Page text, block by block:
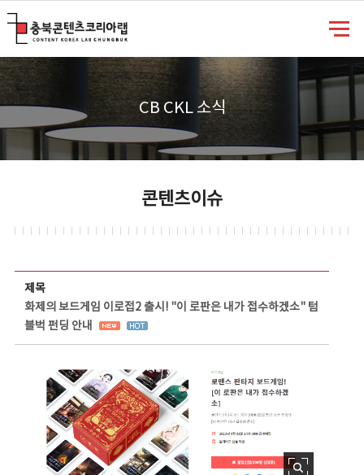
CB CKL 소식
콘텐츠이슈
제목
화제의 보드게임 이로접2 출시! "이 로판은 내가 접수하겠소" 텀
블벅 펀딩 안내